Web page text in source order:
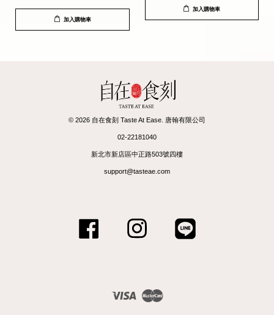
加入購物車
加入購物車
© 2026 自在食刻 Taste At Ease. 唐翰有限公司
02-22181040
新北市新店區中正路503號四樓
support@tasteae.com
Facebook Instagram
Visa